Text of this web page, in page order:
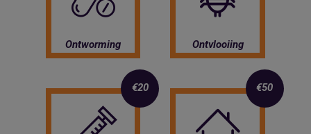
Ontworming Ontvlooiing
€20 €50